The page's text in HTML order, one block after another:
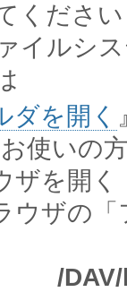
くださ
イルシ
ダを開く
使いの
ザを開く
ウザの
/